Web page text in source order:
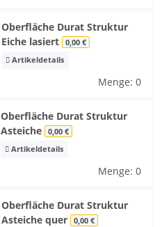
Oberfläche Durat Struktur
Eiche lasiert
0,00 €
Artikeldetails
Menge: 0
Oberfläche Durat Struktur
Asteiche
0,00 €
Artikeldetails
Menge: 0
Oberfläche Durat Struktur
Asteiche quer
0,00 €